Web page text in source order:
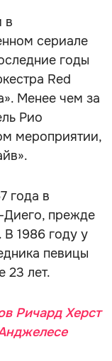
в
сериале
годы
Red
Менее чем за
Рио
мероприятии,
года в
Диего, прежде
1986 году у
певицы
23 лет.
Ричард Херст